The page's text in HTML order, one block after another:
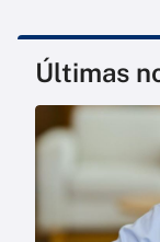
Últimas